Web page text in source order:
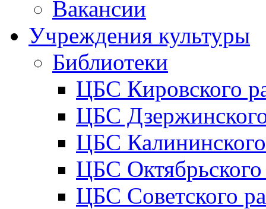
Вакансии
Учреждения культуры
Библиотеки
ЦБС Кировского
ЦБС
ЦБС
ЦБС
ЦБС Советского